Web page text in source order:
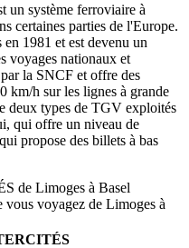
un système ferroviaire à
certaines parties de l'Europe.
1981 et est devenu un
voyages nationaux et
la SNCF et offre des
km/h sur les lignes à grande
deux types de TGV exploités
qui offre un niveau de
propose des billets à bas
de Limoges à Basel
vous voyagez de Limoges à